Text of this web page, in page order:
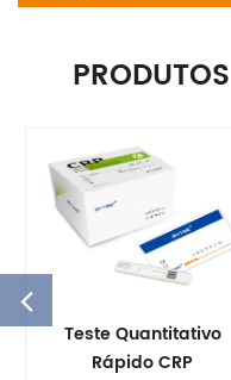
Teste Quantitativo
Rápido CRP